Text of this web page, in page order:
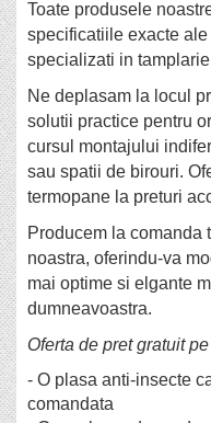
Toate produsele
specificatiile exacte
specializati in
Ne deplasam la locul
solutii practice pentru
cursul montajului
sau spatii de birouri.
termopane la preturi
Producem la comanda
noastra, oferindu-va
mai optime si elgante
dumneavoastra.
Oferta de pret gratuit
- O plasa anti-insecte
comandata